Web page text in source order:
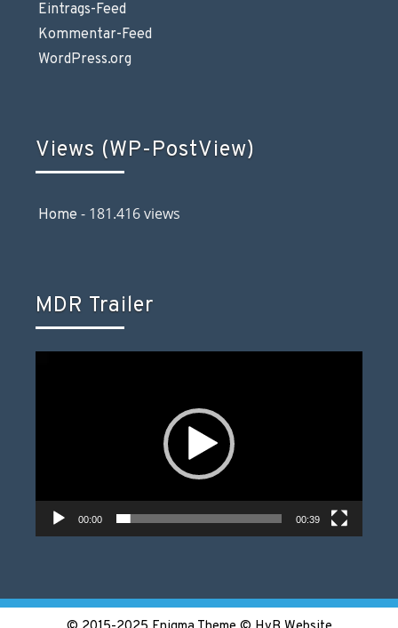
Eintrags-Feed
Kommentar-Feed
WordPress.org
Views (WP-PostView)
Home - 181.416 views
MDR Trailer
00:00 00:39